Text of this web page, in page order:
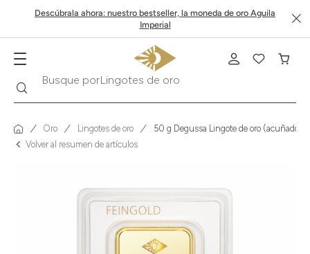
Descúbrala ahora: nuestro bestseller, la moneda de oro Aguila
Imperial
Busque por
Oro Lingotes de oro
50 g Degussa Lingote de oro (acuñado)
Volver al resumen de artículos